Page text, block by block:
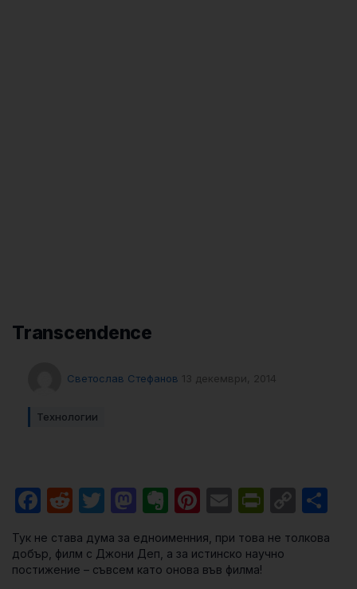
Transcendence
Светослав Стефанов 13 декември, 2014
Технологии
Facebook
RedditTwitter
Mastodon
Evernote
Pinterest
Email
Тук не става дума за едноименния, при това не толкова
добър, филм с Джони Деп, а за истинско научно
постижение – съвсем като онова във филма!